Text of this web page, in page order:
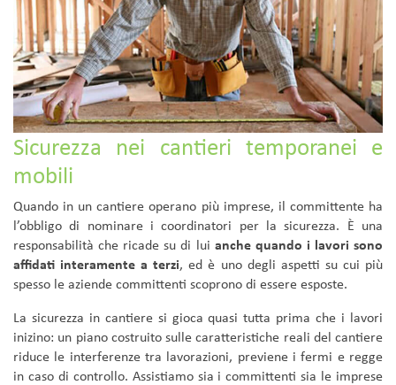
Sicurezza nei cantieri temporanei e
mobili
Quando in un cantiere operano più imprese, il committente ha
l’obbligo di nominare i coordinatori per la sicurezza. È una
responsabilità che ricade su di lui anche quando i lavori sono
affidati interamente a terzi, ed è uno degli aspetti su cui più
spesso le aziende committenti scoprono di essere esposte.
La sicurezza in cantiere si gioca quasi tutta prima che i lavori
inizino: un piano costruito sulle caratteristiche reali del cantiere
riduce le interferenze tra lavorazioni, previene i fermi e regge
in caso di controllo. Assistiamo sia i committenti sia le imprese